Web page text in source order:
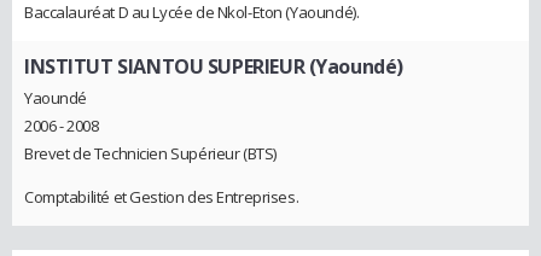
Baccalauréat D au Lycée de Nkol-Eton (Yaoundé).
INSTITUT SIANTOU SUPERIEUR (Yaoundé)
Yaoundé
2006 - 2008
Brevet de Technicien Supérieur (BTS)
Comptabilité et Gestion des Entreprises.